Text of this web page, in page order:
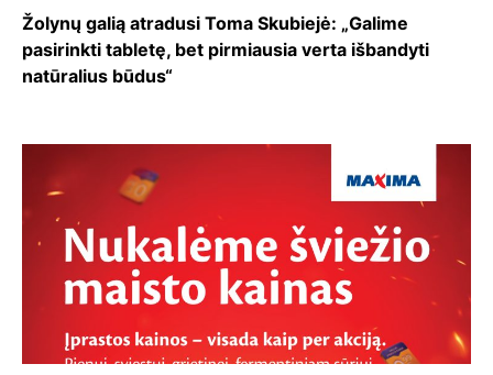
Žolynų galią atradusi Toma Skubiejė: „Galime
pasirinkti tabletę, bet pirmiausia verta išbandyti
natūralius būdus“